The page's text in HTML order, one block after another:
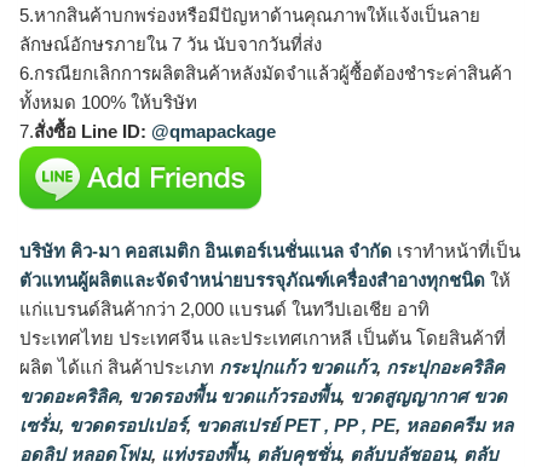
5.หากสินค้าบกพร่องหรือมีปัญหาด้านคุณภาพให้แจ้งเป็นลาย
ลักษณ์อักษรภายใน 7 วัน นับจากวันที่ส่ง
6.กรณียกเลิกการผลิตสินค้าหลังมัดจำแล้วผู้ซื้อต้องชำระค่าสินค้า
ทั้งหมด 100% ให้บริษัท
7.สั่งซื้อ Line ID: @qmapackage
บริษัท คิว-มา คอสเมติก อินเตอร์เนชั่นแนล จำกัด เราทำหน้าที่เป็น
ตัวแทนผู้ผลิตและจัดจำหน่ายบรรจุภัณฑ์เครื่องสำอางทุกชนิด ให้
แก่แบรนด์สินค้ากว่า 2,000 แบรนด์ ในทวีปเอเชีย อาทิ
ประเทศไทย ประเทศจีน และประเทศเกาหลี เป็นต้น โดยสินค้าที่
ผลิต ได้แก่ สินค้าประเภท กระปุกแก้ว ขวดแก้ว, กระปุกอะคริลิค
ขวดอะคริลิค, ขวดรองพื้น ขวดแก้วรองพื้น, ขวดสูญญากาศ ขวด
เซรั่ม, ขวดดรอปเปอร์, ขวดสเปรย์ PET , PP , PE, หลอดครีม หล
อดลิป หลอดโฟม, แท่งรองพื้น, ตลับคุชชั่น, ตลับบลัชออน, ตลับ